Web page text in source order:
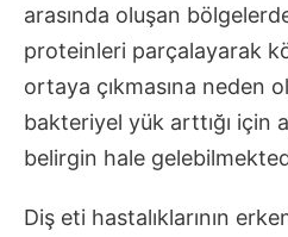
arasında oluşan
proteinleri parçalayarak
ortaya çıkmasına neden
bakteriyel yük arttığı için
belirgin hale
Diş eti hastalıklarının